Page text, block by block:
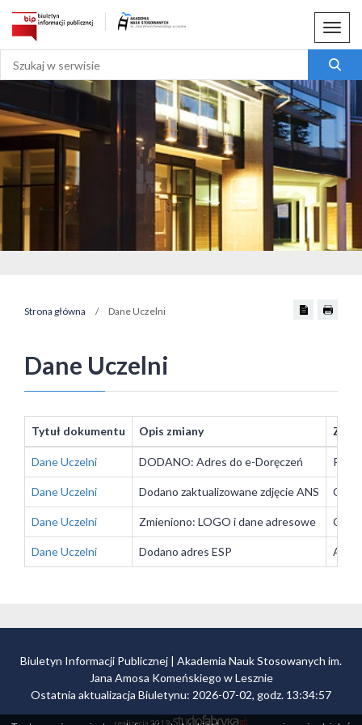
Menu
Strona główna / Dane Uczelni
Dane Uczelni
Tytuł dokumentu Opis zmiany
Dane Uczelni DODANO: Adres do e-Doręczeń
Dane Uczelni Dodano zaktualizowane zdjęcie ANS
Dane Uczelni Zmieniono: LOGO i dane adresowe
Dane Uczelni Dodano adres ESP
Biuletyn Informacji Publicznej | Akademia Nauk Stosowanych im.
Jana Amosa Komeńskiego w Lesznie
Ostatnia aktualizacja Biuletynu: 2026-07-02, godz. 13:34:57
realizacja 2019